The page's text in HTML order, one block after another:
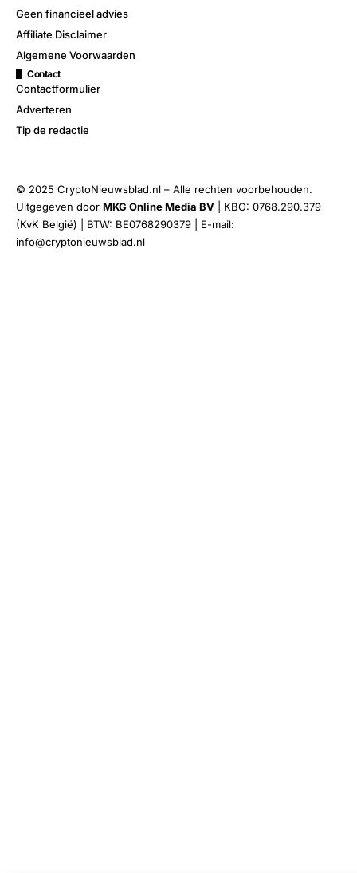
Geen financieel advies
Affiliate Disclaimer
Algemene Voorwaarden
Contact
Contactformulier
Adverteren
Tip de redactie
© 2025 CryptoNieuwsblad.nl – Alle rechten voorbehouden.
Uitgegeven door MKG Online Media BV | KBO: 0768.290.379
(KvK België) | BTW: BE0768290379 | E-mail:
info@cryptonieuwsblad.nl